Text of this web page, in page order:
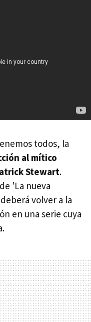
todos, la
al mítico
Stewart.
'La nueva
volver a la
en una serie cuya